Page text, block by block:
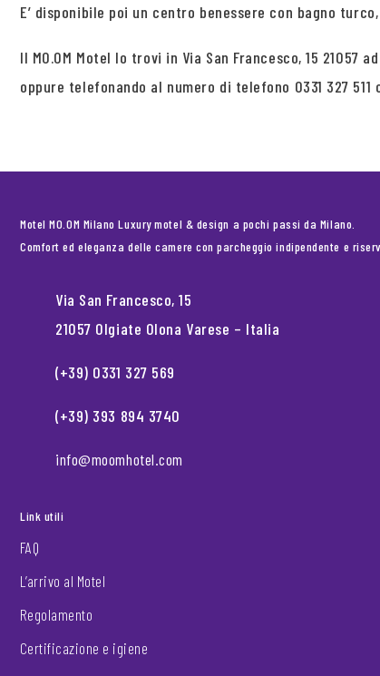
E’ disponibile poi un centro benessere con bagno
Il MO.OM Motel lo trovi in Via San Francesco, 15
oppure telefonando al numero di telefono 0331 327
Motel MO.OM Milano Luxury motel & design a pochi passi da Milano.
Comfort ed eleganza delle camere con parcheggio indipendente e
Via San Francesco, 15
21057 Olgiate Olona Varese – Italia
(+39) 0331 327 569
(+39) 393 894 3740
info@moomhotel.com
Link utili
FAQ
L’arrivo al Motel
Regolamento
Certificazione e igiene